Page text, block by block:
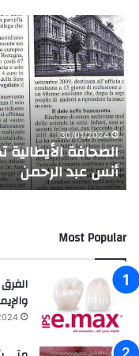
الصحافة
الأيطالية
تكتب
عن
خبرة
الدكتور
أنس
عبد
الرحمن
30/01/2024
الصحافة
أنس عبد الرحمن
Most Popular